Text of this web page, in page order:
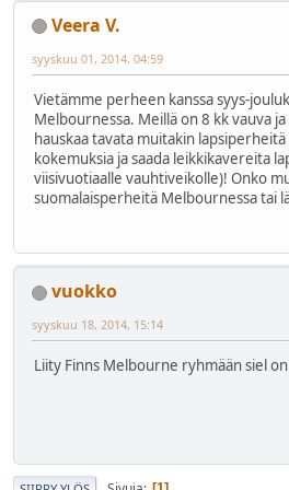
Veera V.
syyskuu 01, 2014, 04:59
Vietämme perheen kanssa syys-
Melbournessa. Meillä on 8 kk vauva
hauskaa tavata muitakin
kokemuksia ja saada leikkikavereita
viisivuotiaalle vauhtiveikolle)! Onko
suomalaisperheitä Melbournessa tai
vuokko
syyskuu 18, 2014, 15:14
Liity Finns Melbourne ryhmään siel